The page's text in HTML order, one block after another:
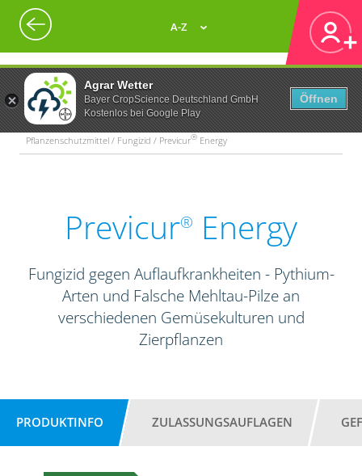
Agrar Wetter
Bayer CropScience Deutschland GmbH
Kostenlos bei Google Play
Öffnen
A-Z
Pflanzenschutzmittel / Fungizid / Previcur® Energy
Previcur® Energy
Fungizid gegen Auflaufkrankheiten - Pythium-
Arten und Falsche Mehltau-Pilze an
verschiedenen Gemüsekulturen und
Zierpflanzen
PRODUKTINFO ZULASSUNGSAUFLAGEN